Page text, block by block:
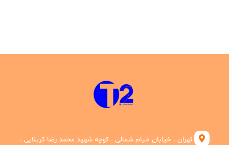
تهران . خیابان خیام شمالی . کوچه شهید محمد رضا کربلایی .